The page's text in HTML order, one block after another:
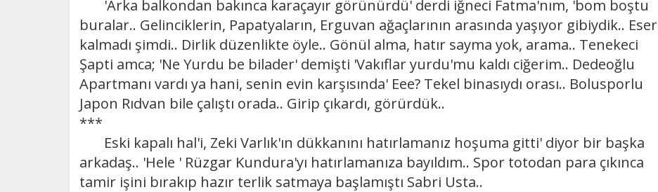
'Arka balkondan bakınca karaçayır görünürdü' derdi iğneci Fatma'nım, 'bom boştu
buralar.. Gelinciklerin, Papatyaların, Erguvan ağaçlarının arasında yaşıyor gibiydik.. Eser
kalmadı şimdi.. Dirlik düzenlikte öyle.. Gönül alma, hatır sayma yok, arama.. Tenekeci
Şapti amca; 'Ne Yurdu be bilader' demişti 'Vakıflar yurdu'mu kaldı ciğerim.. Dedeoğlu
Apartmanı vardı ya hani, senin evin karşısında' Eee? Tekel binasıydı orası.. Bolusporlu
Japon Rıdvan bile çalıştı orada.. Girip çıkardı, görürdük..
***
Eski kapalı hal'i, Zeki Varlık'ın dükkanını hatırlamanız hoşuma gitti' diyor bir başka
arkadaş.. 'Hele ' Rüzgar Kundura'yı hatırlamanıza bayıldım.. Spor totodan para çıkınca
tamir işini bırakıp hazır terlik satmaya başlamıştı Sabri Usta..